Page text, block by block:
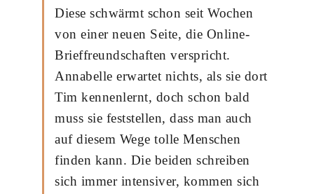
Diese schwärmt schon seit Wochen
von einer neuen Seite, die Online-
Brieffreundschaften verspricht.
Annabelle erwartet nichts, als sie dort
Tim kennenlernt, doch schon bald
muss sie feststellen, dass man auch
auf diesem Wege tolle Menschen
finden kann. Die beiden schreiben
sich immer intensiver, kommen sich